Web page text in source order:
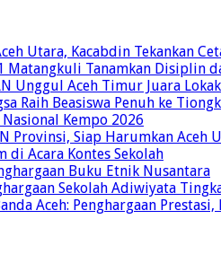
Utara, Kacabdin Tekankan
Matangkuli Tanamkan Disiplin
Unggul Aceh Timur Juara
Raih Beasiswa Penuh ke
Nasional Kempo 2026
Provinsi, Siap Harumkan Aceh
di Acara Kontes Sekolah
Buku Etnik Nusantara
Sekolah Adiwiyata
Aceh: Penghargaan